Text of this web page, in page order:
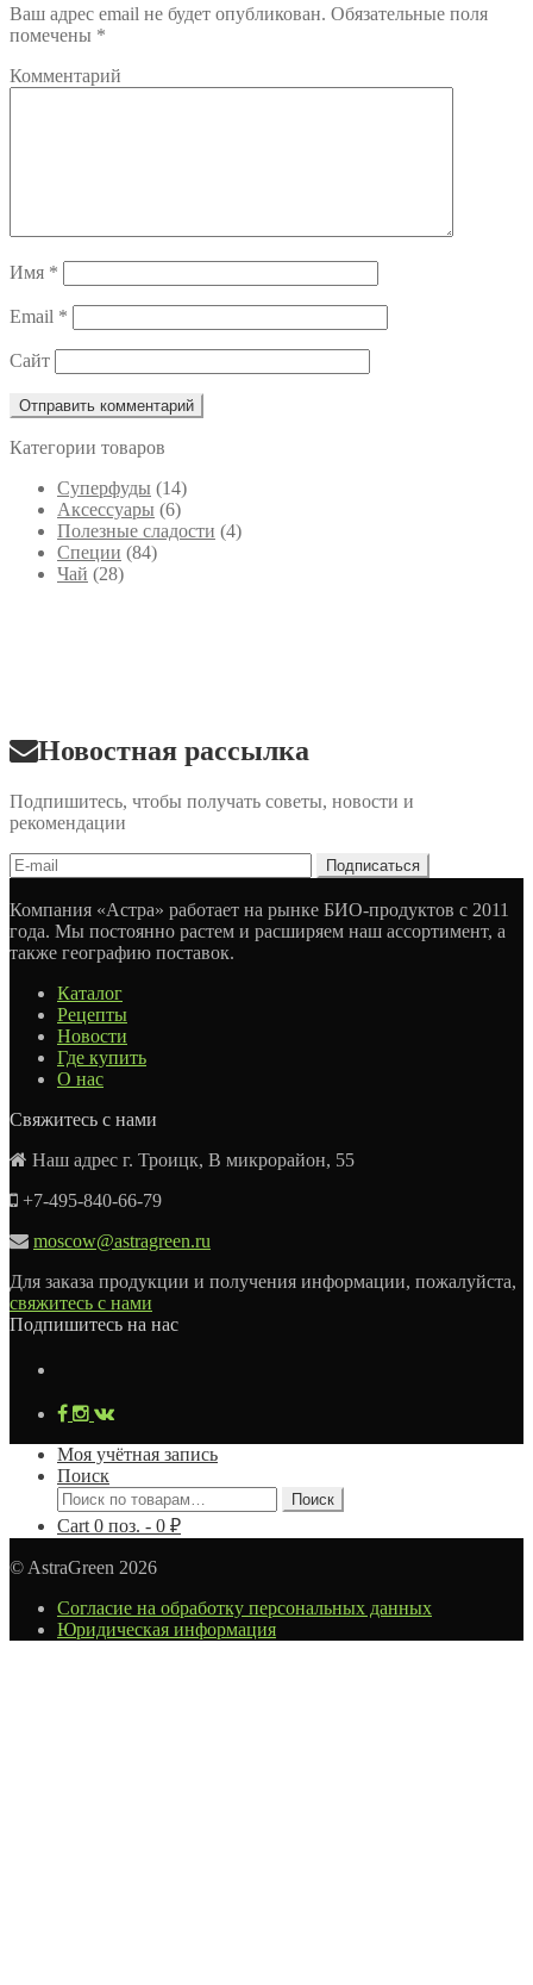
Ваш адрес email не будет опубликован. Обязательные поля
помечены *
Комментарий
Имя *
Email *
Сайт
Категории товаров
Cуперфуды (14)
Аксессуары (6)
Полезные сладости (4)
Специи (84)
Чай (28)
Новостная рассылка
Подпишитесь, чтобы получать советы, новости и
рекомендации
Компания «Астра» работает на рынке БИО-продуктов с 2011
года. Мы постоянно растем и расширяем наш ассортимент, а
также географию поставок.
Каталог
Рецепты
Новости
Где купить
О нас
Свяжитесь с нами
Наш адрес г. Троицк, В микрорайон, 55
+7-495-840-66-79
moscow@astragreen.ru
Для заказа продукции и получения информации, пожалуйста,
свяжитесь с нами
Подпишитесь на нас
Моя учётная запись
Поиск
Искать:
Поиск
Cart0 поз. - 0 ₽
© AstraGreen 2026
Согласие на обработку персональных данных
Юридическая информация